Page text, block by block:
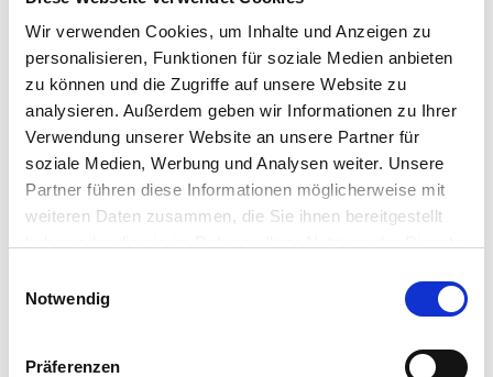
Wir verwenden Cookies, um Inhalte und Anzeigen zu
personalisieren, Funktionen für soziale Medien anbieten
zu können und die Zugriffe auf unsere Website zu
analysieren. Außerdem geben wir Informationen zu Ihrer
Verwendung unserer Website an unsere Partner für
soziale Medien, Werbung und Analysen weiter. Unsere
Partner führen diese Informationen möglicherweise mit
weiteren Daten zusammen, die Sie ihnen bereitgestellt
Notwendig
Präferenzen
VARIABLE LOHNMODELLE GEHALTSSYSTEM LOHN
Lohnsysteme von der Stange?
07.07.2022
Variable Lohnanteile funktionieren nur so gut, wie
es die Führungskultur zulässt. Entstehen
Einstellung zu diesen Lohnsystemen dahinter.
Kein Wunder, dass sie oft an grundlegende
Probleme rühren. Zeit, sich Fragen zu stellen, um